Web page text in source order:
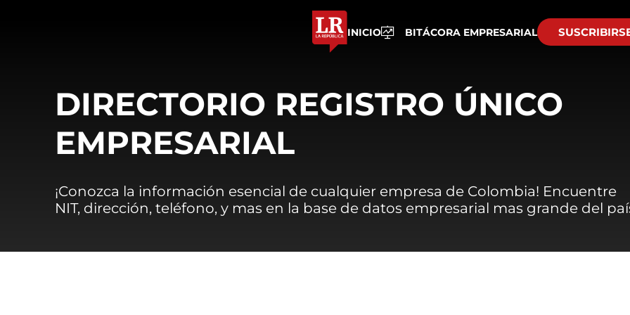
INICIO BITÁCORA EMPRESARIAL
DIRECTORIO REGISTRO ÚNICO
EMPRESARIAL
¡Conozca la información esencial de cualquier empresa de Colombia! Encuentre
NIT, dirección, teléfono, y mas en la base de datos empresarial mas grande del